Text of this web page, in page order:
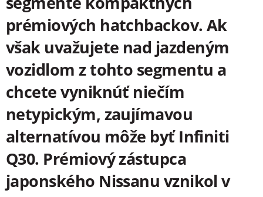
prémiových hatchbackov. Ak
však uvažujete nad jazdeným
vozidlom z tohto segmentu a
chcete vyniknúť niečím
netypickým, zaujímavou
alternatívou môže byť Infiniti
Q30. Prémiový zástupca
japonského Nissanu vznikol v